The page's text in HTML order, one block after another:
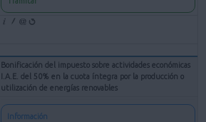
Bonificación del impuesto sobre actividades económicas
I.A.E. del 50% en la cuota íntegra por la producción o
utilización de energías renovables
Información